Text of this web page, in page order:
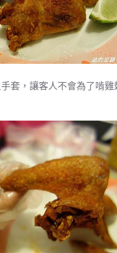
套，讓客人不會為了啃雞